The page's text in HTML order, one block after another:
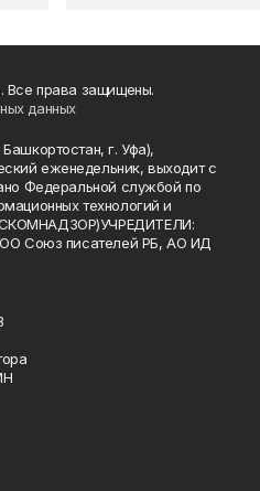
Все права защищены.
данных
г. Уфа),
еженедельник, выходит с
Федеральной службой по
технологий и
Союз писателей РБ, АО ИД